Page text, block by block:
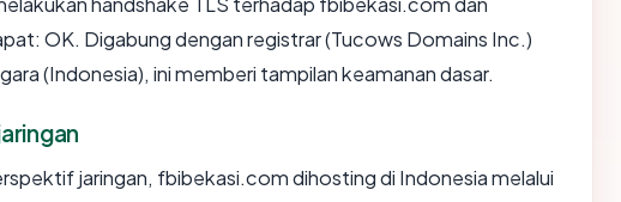
OK. Digabung dengan registrar (Tucows Domains Inc.)
(Indonesia), ini memberi tampilan keamanan dasar.
jaringan, fbibekasi.com dihosting di Indonesia melalui